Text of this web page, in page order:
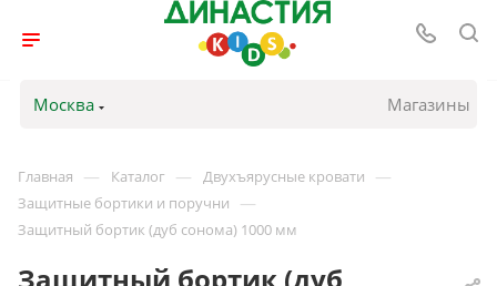
Москва Магазины
Главная — Каталог — Двухъярусные кровати —
Защитные бортики и поручни —
Защитный бортик (дуб сонома) 1000 мм